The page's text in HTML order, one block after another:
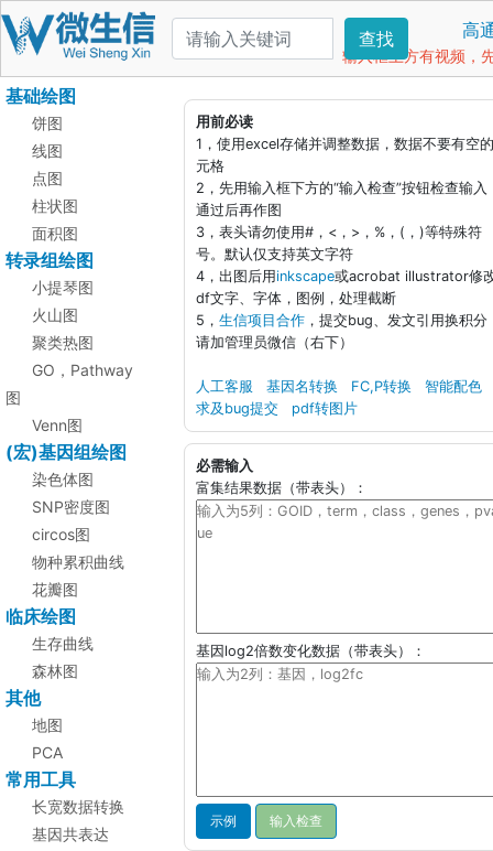
查找 高
输入框上方有视频，
基础绘图
饼图
线图
点图
柱状图
面积图
转录组绘图
小提琴图
火山图
聚类热图
GO，Pathway
图
Venn图
(宏)基因组绘图
染色体图
SNP密度图
circos图
物种累积曲线
花瓣图
临床绘图
生存曲线
森林图
其他
地图
PCA
常用工具
长宽数据转换
基因共表达
用前必读
1，使用excel存储并调整数据，数据不要有空
元格
2，先用输入框下方的“输入检查”按钮检查输入
通过后再作图
3，表头请勿使用#，<，>，%，(，)等特殊符
号。默认仅支持英文字符
4，出图后用inkscape或acrobat illustrator修
df文字、字体，图例，处理截断
5， 生信项目合作 ，提交bug、发文引用换积分
请加管理员微信（右下）
人工客服 基因名转换 FC,P转换
智能配色
求及bug提交
pdf转图片
必需输入
富集结果数据（带表头）：
基因log2倍数变化数据（带表头）：
示例